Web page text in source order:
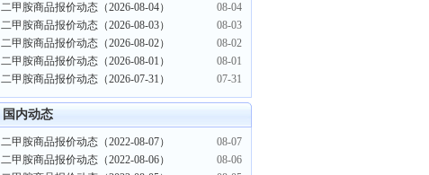
二甲胺商品报价动态（2026-08-04）
08-04
二甲胺商品报价动态（2026-08-03）
08-03
二甲胺商品报价动态（2026-08-02）
08-02
二甲胺商品报价动态（2026-08-01）
08-01
二甲胺商品报价动态（2026-07-31）
07-31
国内动态
二甲胺商品报价动态（2022-08-07）
08-07
二甲胺商品报价动态（2022-08-06）
08-06